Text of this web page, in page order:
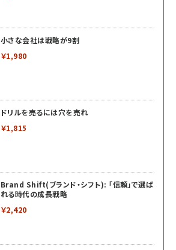
小さな会社は戦略が9割
￥1,980
ドリルを売るには穴を売れ
￥1,815
Brand Shift(ブランド・シフト): 「信頼」で選ば
れる時代の成長戦略
￥2,420